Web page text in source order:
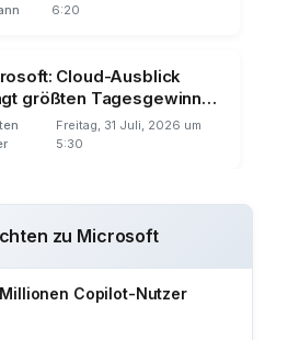
6:20
Cloud-Ausblick
größten Tagesgewinn
Freitag, 31 Juli, 2026 um
5:30
zu Microsoft
Copilot-Nutzer